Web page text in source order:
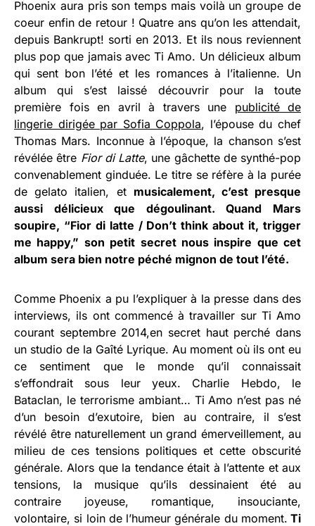
Phoenix aura pris son temps mais voilà un groupe de
coeur enfin de retour ! Quatre ans qu’on les attendait,
depuis Bankrupt! sorti en 2013. Et ils nous reviennent
plus pop que jamais avec Ti Amo. Un délicieux album
qui sent bon l’été et les romances à l’italienne. Un
album qui s’est laissé découvrir pour la toute
première fois en avril à travers une publicité de
lingerie dirigée par Sofia Coppola, l’épouse du chef
Thomas Mars. Inconnue à l’époque, la chanson s’est
révélée être Fior di Latte, une gâchette de synthé-pop
convenablement ginduée. Le titre se réfère à la purée
de gelato italien, et musicalement, c’est presque
aussi délicieux que dégoulinant. Quand Mars
soupire, “Fior di latte / Don’t think about it, trigger
me happy,” son petit secret nous inspire que cet
album sera bien notre péché mignon de tout l’été.
Comme Phoenix a pu l’expliquer à la presse dans des
interviews, ils ont commencé à travailler sur Ti Amo
courant septembre 2014,en secret haut perché dans
un studio de la Gaîté Lyrique. Au moment où ils ont eu
ce sentiment que le monde qu’il connaissait
s’effondrait sous leur yeux. Charlie Hebdo, le
Bataclan, le terrorisme ambiant… Ti Amo n’est pas né
d’un besoin d’exutoire, bien au contraire, il s’est
révélé être naturellement un grand émerveillement, au
milieu de ces tensions politiques et cette obscurité
générale. Alors que la tendance était à l’attente et aux
tensions, la musique qu’ils dessinaient été au
contraire joyeuse, romantique, insouciante,
volontaire, si loin de l’humeur générale du moment. Ti